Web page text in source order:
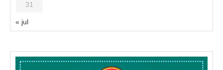
31
« jul